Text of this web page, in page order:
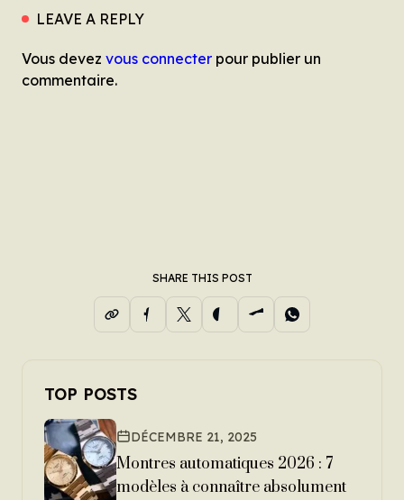
LEAVE A REPLY
Vous devez vous connecter pour publier un
commentaire.
SHARE THIS POST
TOP POSTS
DÉCEMBRE 21, 2025
Montres automatiques 2026 : 7
modèles à connaître absolument